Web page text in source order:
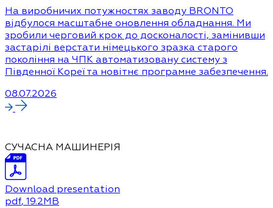
На виробничих потужностях заводу BRONTO
відбулося масштабне оновлення обладнання. Ми
зробили черговий крок до досконалості, замінивши
застарілі верстати німецького зразка старого
покоління на ЧПК автоматизовану систему з
Південної Кореї та новітнє програмне забезпечення.
08.07.2026
СУЧАСНА МАШИНЕРІЯ
Download presentation
pdf, 19.2MB